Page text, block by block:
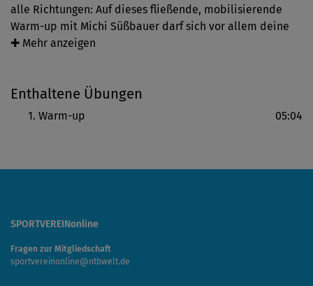
alle Richtungen: Auf dieses fließende, mobilisierende
Warm-up mit Michi Süßbauer darf sich vor allem deine
Wirbelsäule freuen! Ganz dynamisch bewegst du diese,
anstehende Muskeltraining vor.
✚ Mehr anzeigen
Enthaltene Übungen
Warm-up 05:04
SPORTVEREINonline
Fragen zur Mitgliedschaft
sportvereinonline@ntbwelt.de